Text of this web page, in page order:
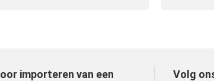
importeren van een
Volg